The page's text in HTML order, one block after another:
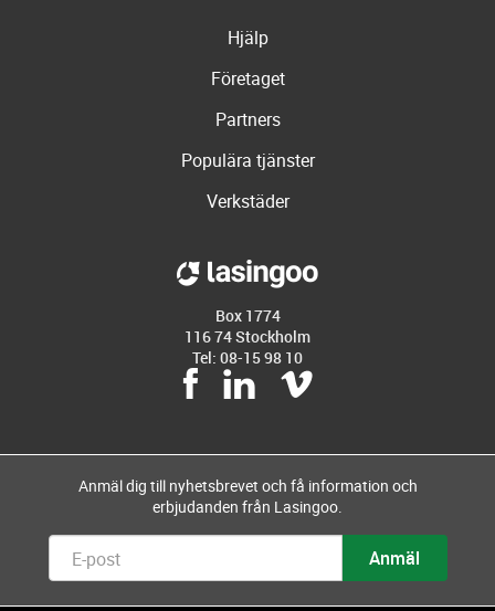
Hjälp
Företaget
Partners
Populära tjänster
Verkstäder
Box 1774
116 74 Stockholm
Tel: 08-15 98 10
Anmäl dig till nyhetsbrevet och få information och
erbjudanden från Lasingoo.